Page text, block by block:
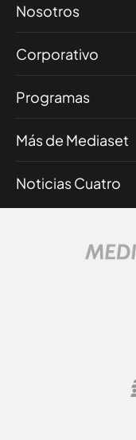
Nosotros
Corporativo
Programas
Más de Mediaset
Noticias Cuatro